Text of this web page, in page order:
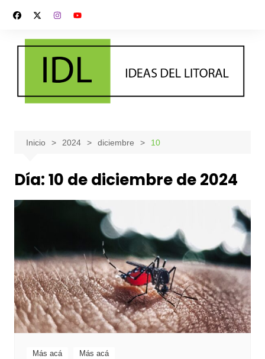
contenido
Inicio 2024 diciembre 10
Día:10 de diciembre de 2024
Más acá Más acá